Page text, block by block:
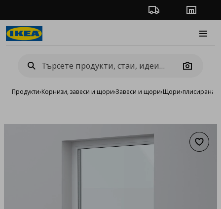
Проследяване на
Camera
Продукти›Корнизи, завеси и щори›Завеси и щори›Щори›плисирана